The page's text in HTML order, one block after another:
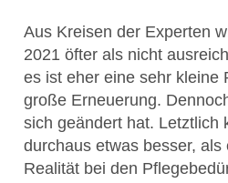
Aus Kreisen der Experten
2021 öfter als nicht
es ist eher eine sehr kleine
große Erneuerung.
sich geändert hat. Letztlich
durchaus etwas besser, als
Realität bei den